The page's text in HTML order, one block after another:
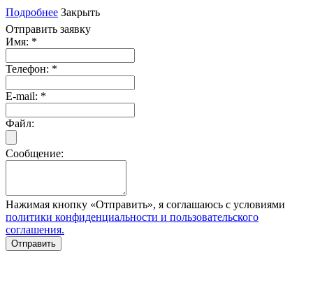
Подробнее Закрыть
Отправить заявку
Имя: *
Телефон: *
E-mail: *
Файл:
Сообщение:
Нажимая кнопку «Отправить», я соглашаюсь с условиями
политики конфиденциальности и пользовательского
соглашения.
Отправить